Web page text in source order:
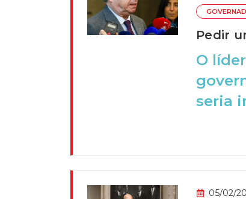
Pedir
O
seria
05/02/